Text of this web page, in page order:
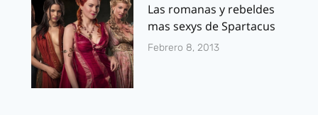
Las romanas y rebeldes
mas sexys de Spartacus
Febrero 8, 2013